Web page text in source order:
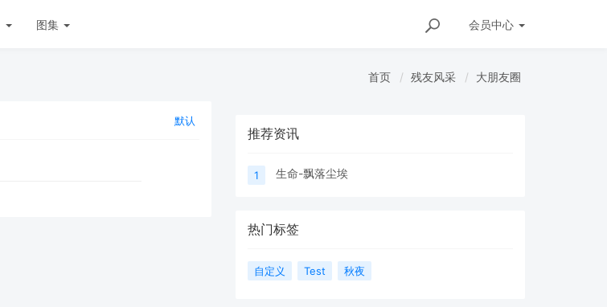
图集 会员中心
首页 残友风采 大朋友圈
默认
推荐资讯
1 生命-飘落尘埃
热门标签
自定义 Test 秋夜